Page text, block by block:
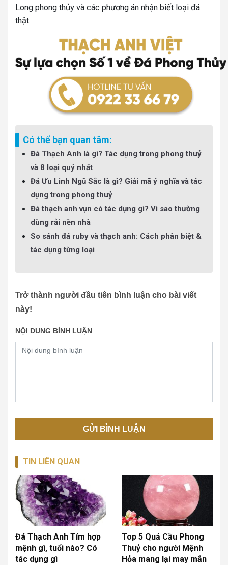
Long phong thủy và các phương án nhận biết loại đá
thật.
Có thể bạn quan tâm:
Đá Thạch Anh là gì? Tác dụng trong phong thuỷ
và 8 loại quý nhất
Đá Ưu Linh Ngũ Sắc là gì? Giải mã ý nghĩa và tác
dụng trong phong thuỷ
Đá thạch anh vụn có tác dụng gì? Vì sao thường
dùng rải nền nhà
So sánh đá ruby và thạch anh: Cách phân biệt &
tác dụng từng loại
Trở thành người đầu tiên bình luận cho bài viết
này!
NỘI DUNG BÌNH LUẬN
TIN LIÊN QUAN
Đá Thạch Anh Tím hợp
mệnh gì, tuổi nào? Có
tác dụng gì
Top 5 Quả Cầu Phong
Thuỷ cho người Mệnh
Hỏa mang lại may mắn